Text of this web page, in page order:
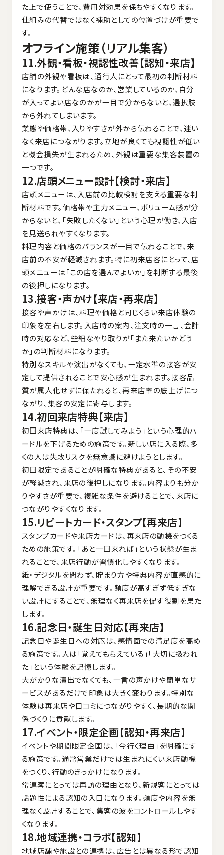
た上で使うことで、費用対効果を保ちやすくなります。
仕組みの代替ではなく補助としての位置づけが重要で
す。
オフライン施策（リアル集客）
11.外観・看板・視認性改善【認知・来店】
店舗の外観や看板は、通行人にとって最初の判断材料
になります。どんな店なのか、営業しているのか、自分
が入ってよい店なのかが一目で分からないと、選択肢
から外れてしまいます。
業態や価格帯、入りやすさが外から伝わることで、迷い
なく来店につながります。立地が良くても視認性が低い
と機会損失が生まれるため、外観は重要な集客装置の
一つです。
12.店頭メニュー設計【検討・来店】
店頭メニューは、入店前の比較検討を支える重要な判
断材料です。価格帯や主力メニュー、ボリューム感が分
からないと、「失敗したくない」という心理が働き、入店
を見送られやすくなります。
料理内容と価格のバランスが一目で伝わることで、来
店前の不安が軽減されます。特に初来店客にとって、店
頭メニューは「この店を選んでよいか」を判断する最後
の後押しになります。
13.接客・声かけ【来店・再来店】
接客や声かけは、料理や価格と同じくらい来店体験の
印象を左右します。入店時の案内、注文時の一言、会計
時の対応など、些細なやり取りが「また来たいかどう
か」の判断材料になります。
特別なスキルや演出がなくても、一定水準の接客が安
定して提供されることで安心感が生まれます。接客品
質が属人化せずに保たれると、再来店率の底上げにつ
ながり、集客の安定に寄与します。
14.初回来店特典【来店】
初回来店特典は、「一度試してみよう」という心理的ハ
ードルを下げるための施策です。新しい店に入る際、多
くの人は失敗リスクを無意識に避けようとします。
初回限定であることが明確な特典があると、その不安
が軽減され、来店の後押しになります。内容よりも分か
りやすさが重要で、複雑な条件を避けることで、来店に
つながりやすくなります。
15.リピートカード・スタンプ【再来店】
スタンプカードや来店カードは、再来店の動機をつくる
ための施策です。「あと一回来れば」という状態が生ま
れることで、来店行動が習慣化しやすくなります。
紙・デジタルを問わず、貯まり方や特典内容が直感的に
理解できる設計が重要です。頻度が高すぎず低すぎな
い設計にすることで、無理なく再来店を促す役割を果た
します。
16.記念日・誕生日対応【再来店】
記念日や誕生日への対応は、感情面での満足度を高め
る施策です。人は「覚えてもらえている」「大切に扱われ
た」という体験を記憶します。
大がかりな演出でなくても、一言の声かけや簡単なサ
ービスがあるだけで印象は大きく変わります。特別な
体験は再来店や口コミにつながりやすく、長期的な関
係づくりに貢献します。
17.イベント・限定企画【認知・再来店】
イベントや期間限定企画は、「今行く理由」を明確にす
る施策です。通常営業だけでは生まれにくい来店動機
をつくり、行動のきっかけになります。
常連客にとっては再訪の理由となり、新規客にとっては
話題性による認知の入口になります。頻度や内容を無
理なく設計することで、集客の波をコントロールしやす
くなります。
18.地域連携・コラボ【認知】
地域店舗や施設との連携は、広告とは異なる形で認知